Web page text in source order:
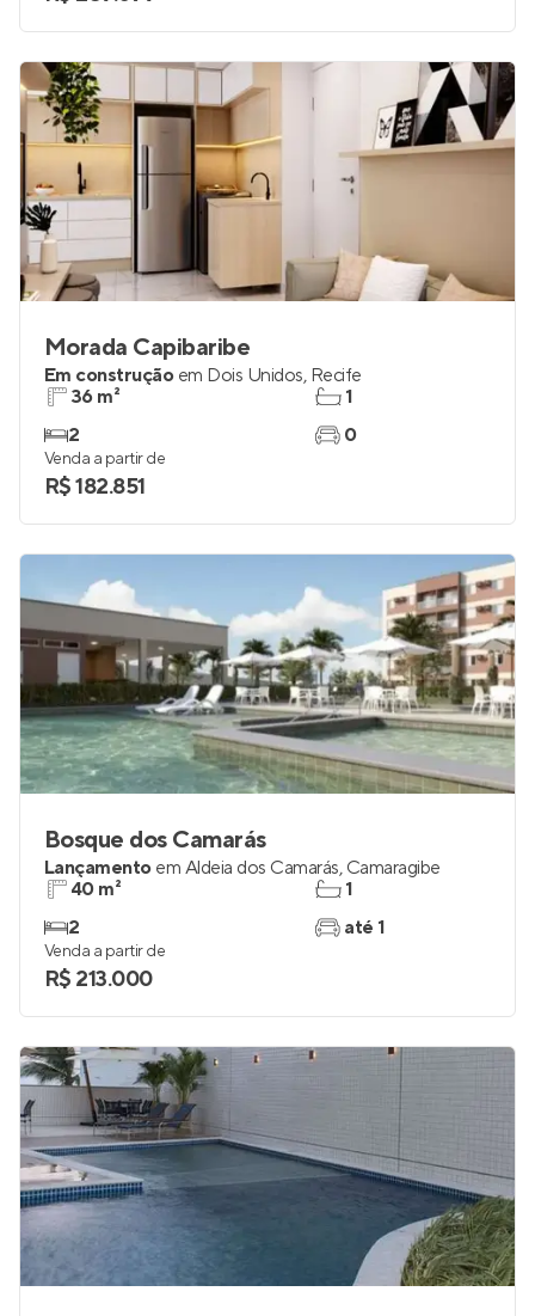
Morada Capibaribe
Em construção em Dois Unidos, Recife
36 m²
2
1
0
Venda a partir de
R$ 182.851
Bosque dos Camarás
Lançamento em Aldeia dos Camarás, Camaragibe
40 m²
2
1
até 1
Venda a partir de
R$ 213.000